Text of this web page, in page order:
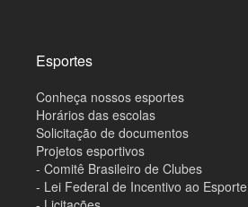
Esportes
Conheça nossos esportes
Horários das escolas
Solicitação de documentos
Projetos esportivos
- Comitê Brasileiro de Clubes
- Lei Federal de Incentivo ao Esporte